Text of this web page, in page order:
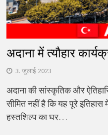
अदाना में त्यौहार
3. जुलाई 2023
अदाना की सांस्कृतिक और
सीमित नहीं है कि यह पूरे
हस्तशिल्प का घर…